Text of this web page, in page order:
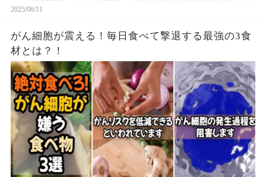
2025/06/11
がん細胞が震える！毎日食べて撃退する最強の3食
材とは？！